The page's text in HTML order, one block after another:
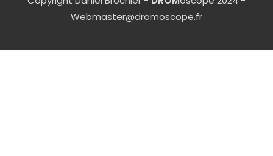
Webmaster@dromoscope.fr